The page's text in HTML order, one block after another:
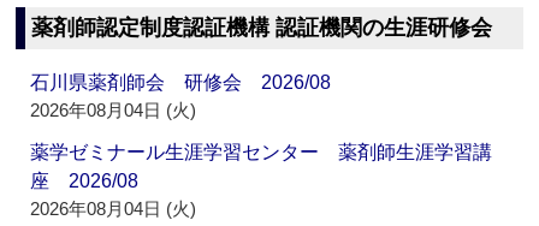
薬剤師認定制度認証機構 認証機関の生涯研修会
石川県薬剤師会 研修会 2026/08
2026年08月04日 (火)
薬学ゼミナール生涯学習センター 薬剤師生涯学習講
座 2026/08
2026年08月04日 (火)